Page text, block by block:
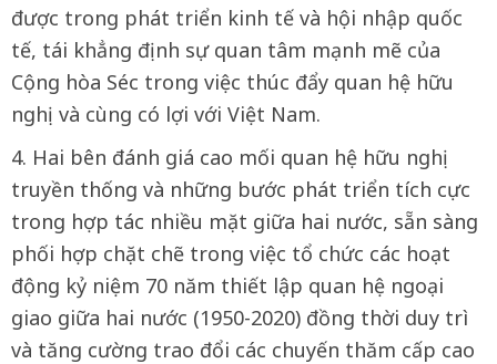
được trong phát triển kinh tế và hội nhập quốc
tế, tái khẳng định sự quan tâm mạnh mẽ của
Cộng hòa Séc trong việc thúc đẩy quan hệ hữu
nghị và cùng có lợi với Việt Nam.
4. Hai bên đánh giá cao mối quan hệ hữu nghị
truyền thống và những bước phát triển tích cực
trong hợp tác nhiều mặt giữa hai nước, sẵn sàng
phối hợp chặt chẽ trong việc tổ chức các hoạt
động kỷ niệm 70 năm thiết lập quan hệ ngoại
giao giữa hai nước (1950-2020) đồng thời duy trì
và tăng cường trao đổi các chuyến thăm cấp cao